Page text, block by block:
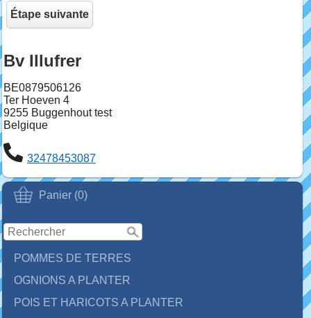
Panier (0)
POMMES DE TERRES
OGNIONS A PLANTER
POIS ET HARICOTS A PLANTER
Bv Illufrer
BE0879506126
Ter Hoeven 4
9255 Buggenhout test
Belgique
32478453087